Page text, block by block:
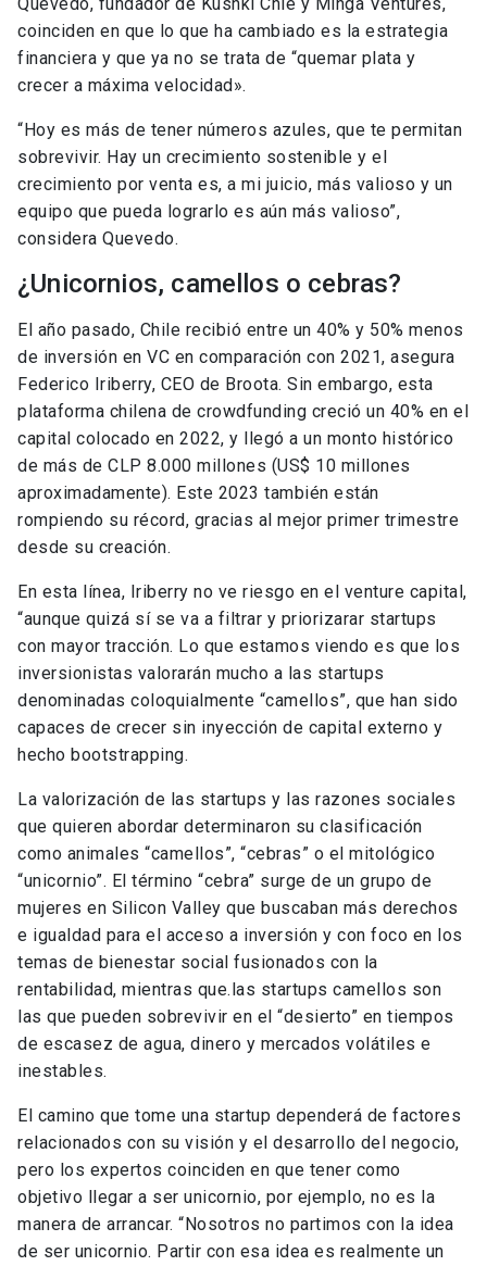
coinciden en que lo que ha cambiado es la estrategia
financiera y que ya no se trata de “quemar plata y
crecer a máxima velocidad».
“Hoy es más de tener números azules, que te permitan
sobrevivir. Hay un crecimiento sostenible y el
crecimiento por venta es, a mi juicio, más valioso y un
equipo que pueda lograrlo es aún más valioso”,
considera Quevedo.
¿Unicornios, camellos o cebras?
El año pasado, Chile recibió entre un 40% y 50% menos
de inversión en VC en comparación con 2021, asegura
Federico Iriberry, CEO de Broota. Sin embargo, esta
plataforma chilena de crowdfunding creció un 40% en el
capital colocado en 2022, y llegó a un monto histórico
de más de CLP 8.000 millones (US$ 10 millones
aproximadamente). Este 2023 también están
rompiendo su récord, gracias al mejor primer trimestre
desde su creación.
En esta línea, Iriberry no ve riesgo en el venture capital,
“aunque quizá sí se va a filtrar y priorizarar startups
con mayor tracción. Lo que estamos viendo es que los
inversionistas valorarán mucho a las startups
denominadas coloquialmente “camellos”, que han sido
capaces de crecer sin inyección de capital externo y
hecho bootstrapping.
La valorización de las startups y las razones sociales
que quieren abordar determinaron su clasificación
como animales “camellos”, “cebras” o el mitológico
“unicornio”. El término “cebra” surge de un grupo de
mujeres en Silicon Valley que buscaban más derechos
e igualdad para el acceso a inversión y con foco en los
temas de bienestar social fusionados con la
rentabilidad, mientras que.las startups camellos son
las que pueden sobrevivir en el “desierto” en tiempos
de escasez de agua, dinero y mercados volátiles e
inestables.
El camino que tome una startup dependerá de factores
relacionados con su visión y el desarrollo del negocio,
pero los expertos coinciden en que tener como
objetivo llegar a ser unicornio, por ejemplo, no es la
manera de arrancar. “Nosotros no partimos con la idea
de ser unicornio. Partir con esa idea es realmente un